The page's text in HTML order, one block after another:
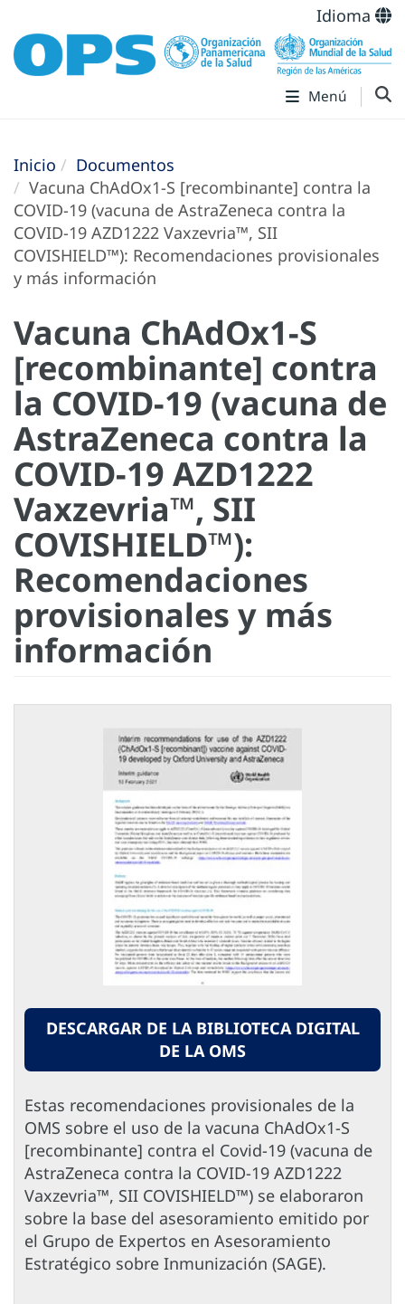
Idioma
Menú
Inicio
Documentos
Vacuna ChAdOx1-S [‎recombinante]‎ contra la
COVID-19 (‎vacuna de AstraZeneca contra la
COVID-19 AZD1222 Vaxzevria™, SII
COVISHIELD™)‎: Recomendaciones provisionales
y más información
Vacuna ChAdOx1-S
[‎recombinante]‎ contra
la COVID-19 (‎vacuna de
AstraZeneca contra la
COVID-19 AZD1222
Vaxzevria™, SII
COVISHIELD™)‎:
Recomendaciones
provisionales y más
información
DESCARGAR DE LA BIBLIOTECA DIGITAL
DE LA OMS
Estas recomendaciones provisionales de la
OMS sobre el uso de la vacuna ChAdOx1-S
[‎recombinante] contra el Covid-19 (‎vacuna de
AstraZeneca contra la COVID-19 AZD1222
Vaxzevria™, SII COVISHIELD™)‎ se elaboraron
sobre la base del asesoramiento emitido por
el Grupo de Expertos en Asesoramiento
Estratégico sobre Inmunización (SAGE).